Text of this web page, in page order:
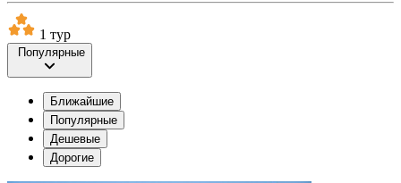
1 тур
Популярные
Ближайшие
Популярные
Дешевые
Дорогие